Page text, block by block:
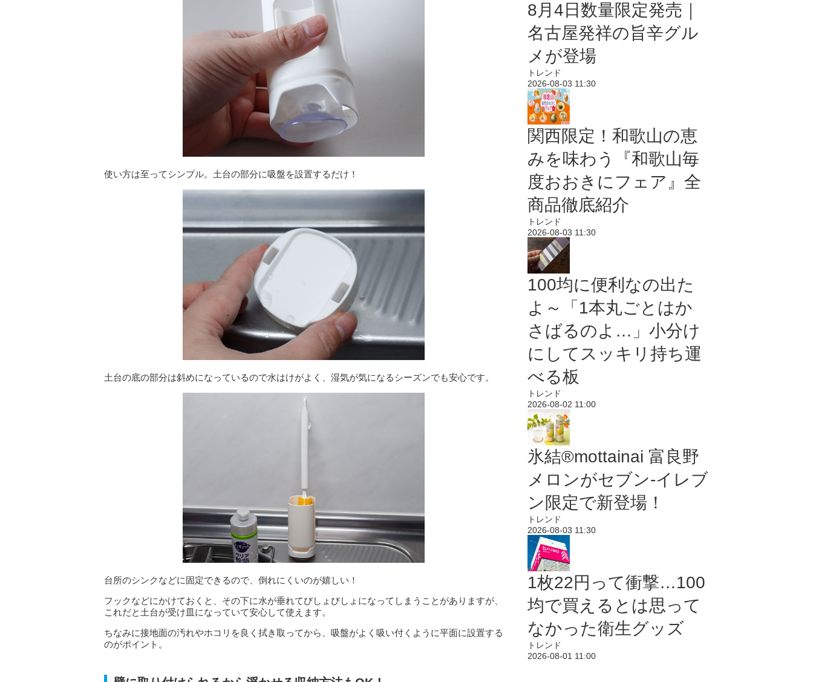
使い方は至ってシンプル。土台の部分に吸盤を設置するだけ！
土台の底の部分は斜めになっているので水はけがよく、湿気が気になるシーズンでも安心です。
台所のシンクなどに固定できるので、倒れにくいのが嬉しい！
フックなどにかけておくと、その下に水が垂れてびしょびしょになってしまうことがありますが、
これだと土台が受け皿になっていて安心して使えます。
ちなみに接地面の汚れやホコリを良く拭き取ってから、吸盤がよく吸い付くように平面に設置する
のがポイント。
8月4日数量限定発売｜
名古屋発祥の旨辛グル
メが登場
トレンド
2026-08-03 11:30
関西限定！和歌山の恵
みを味わう『和歌山毎
度おおきにフェア』全
商品徹底紹介
トレンド
2026-08-03 11:30
100均に便利なの出た
よ～「1本丸ごとはか
さばるのよ…」小分け
にしてスッキリ持ち運
べる板
トレンド
2026-08-02 11:00
氷結®mottainai 富良野
メロンがセブン‐イレブ
ン限定で新登場！
トレンド
2026-08-03 11:30
1枚22円って衝撃…100
均で買えるとは思って
なかった衛生グッズ
トレンド
2026-08-01 11:00